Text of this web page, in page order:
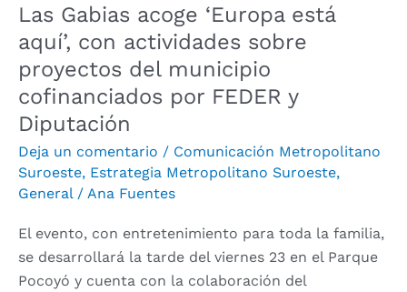
Las Gabias acoge ‘Europa está
aquí’, con actividades sobre
proyectos del municipio
cofinanciados por FEDER y
Diputación
Deja un comentario / Comunicación Metropolitano
Suroeste, Estrategia Metropolitano Suroeste,
General/ Ana Fuentes
El evento, con entretenimiento para toda la familia,
se desarrollará la tarde del viernes 23 en el Parque
Pocoyó y cuenta con la colaboración del
cofinanciados
por
FEDER
y
Diputación